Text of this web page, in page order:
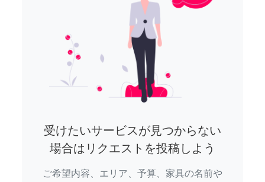
受けたいサービスが見つからない
場合はリクエストを投稿しよう
ご希望内容、エリア、予算、家具の名前や